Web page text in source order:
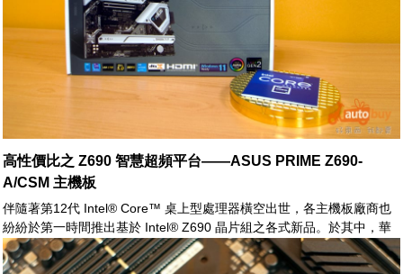
高性價比之 Z690 智慧超頻平台——ASUS PRIME Z690-
A/CSM 主機板
伴隨著第12代 Intel® Core™ 桌上型處理器橫空出世，各主機板廠商也
紛紛於第一時間推出基於 Intel® Z690 晶片組之各式新品。於其中，華
碩電腦(ASUS)對於第12代 Core™ 提供了全戰線之系列產品，從初階的
PRIME 系列，到高階之 ROG MAXIMUM 家族一應俱全